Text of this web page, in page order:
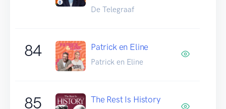
De Telegraaf
84 Patrick en Eline
Patrick en Eline
85 The Rest Is History